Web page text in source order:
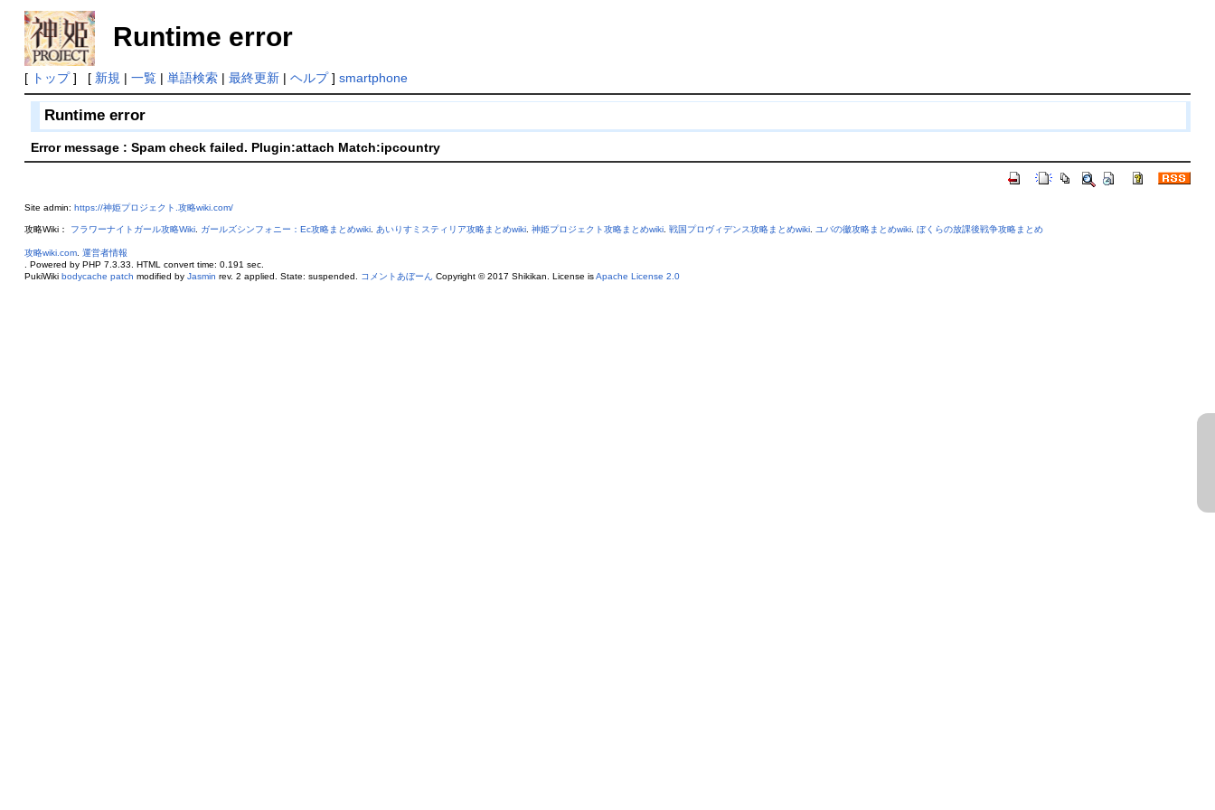
Runtime error
[ トップ] [ 新規 | 一覧| 単語検索| 最終更新| ヘルプ] smartphone
Runtime error
Error message : Spam check failed. Plugin:attach Match:ipcountry
Site admin: https://神姫プロジェクト.攻略wiki.com/
攻略Wiki： フラワーナイトガール攻略Wiki. ガールズシンフォニー：Ec攻略まとめwiki. あいりすミスティリア攻略まとめwiki. 神姫プロジェクト攻略まとめwiki. 戦国プロヴィデンス攻略まとめwiki. ユバの徽攻略まとめwiki. ぼくらの放課後戦争攻略まとめ
攻略wiki.com. 運営者情報
. Powered by PHP 7.3.33. HTML convert time: 0.191 sec.
PukiWiki bodycache patch modified by Jasmin rev. 2 applied. State: suspended. コメントあぼーん Copyright © 2017 Shikikan. License isApache License 2.0